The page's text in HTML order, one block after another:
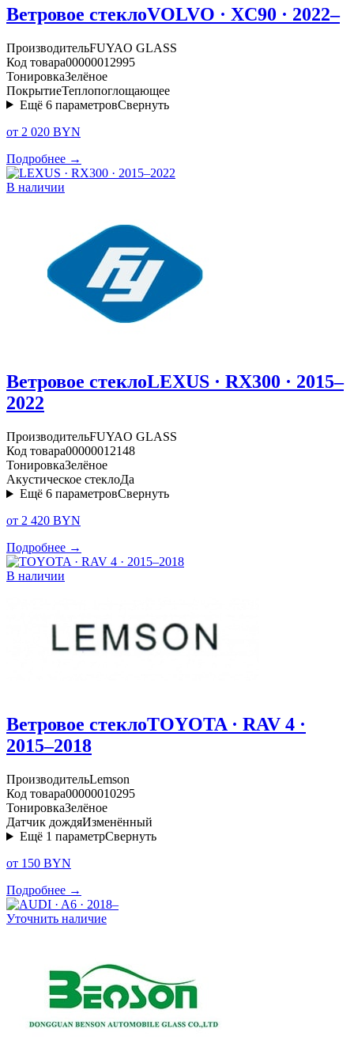
Ветровое стеклоVOLVO · XC90 · 2022–
ПроизводительFUYAO GLASS
Код товара00000012995
ТонировкаЗелёное
ПокрытиеТеплопоглощающее
Ещё 6 параметровСвернуть
от 2 020 BYN
Подробнее →
В наличии
Ветровое стеклоLEXUS · RX300 · 2015–
2022
ПроизводительFUYAO GLASS
Код товара00000012148
ТонировкаЗелёное
Акустическое стеклоДа
Ещё 6 параметровСвернуть
от 2 420 BYN
Подробнее →
В наличии
Ветровое стеклоTOYOTA · RAV 4 ·
2015–2018
ПроизводительLemson
Код товара00000010295
ТонировкаЗелёное
Датчик дождяИзменённый
Ещё 1 параметрСвернуть
от 150 BYN
Подробнее →
Уточнить наличие